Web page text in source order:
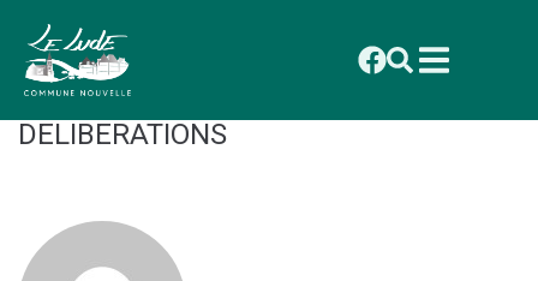
principal
CONSEIL MUNICIPAL DU 29
SEPTEMBRE 2025 : LISTE DES
DELIBERATIONS